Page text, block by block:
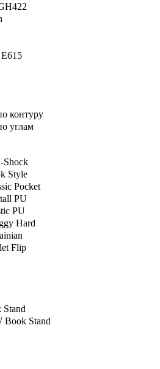
контуру
углам
Shock
Style
Pocket
PU
PU
Hard
Flip
Book Stand